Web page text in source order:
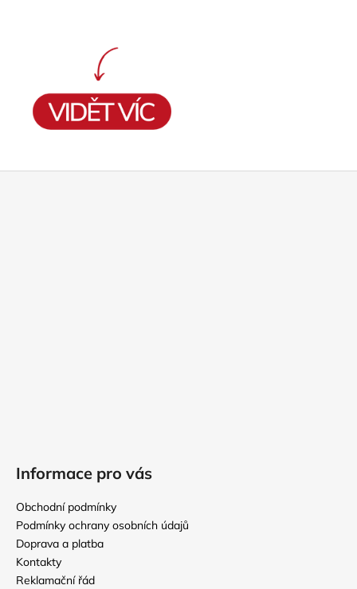
Informace pro vás
Obchodní podmínky
Podmínky ochrany osobních údajů
Doprava a platba
Kontakty
Reklamační řád